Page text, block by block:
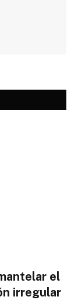
el
irregular